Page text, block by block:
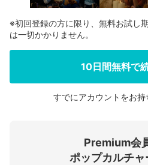
会員登録
ログイン
※初回登録の方に限り、無料お試し
は一切かかりません。
10日間無料で
すでにアカウントをお持
Premium会
ポップカルチャ